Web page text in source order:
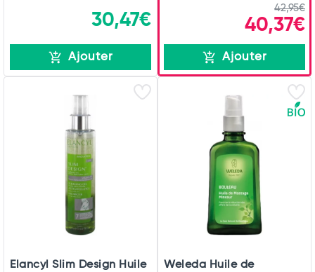
30,47€
Ajouter
42,95€
40,37€
Ajouter
Elancyl Slim Design Huile
Weleda Huile de